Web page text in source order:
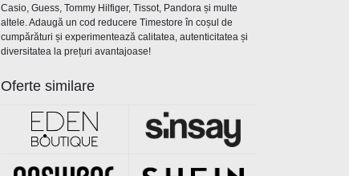
Casio, Guess, Tommy Hilfiger, Tissot, Pandora și multe
altele. Adaugă un cod reducere Timestore în coșul de
cumpărături și experimentează calitatea, autenticitatea și
diversitatea la prețuri avantajoase!
Oferte similare